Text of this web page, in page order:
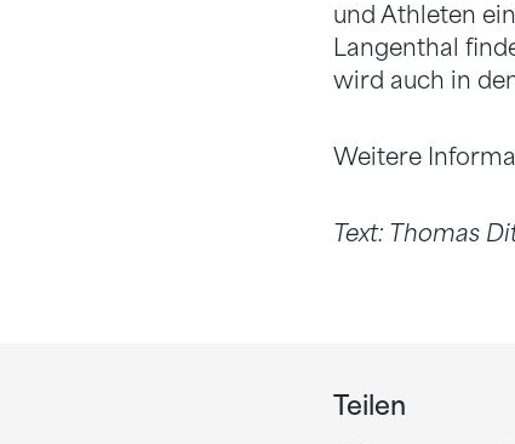
und Athleten
Langenthal
wird auch in
Weitere
Text: Thomas
Teilen